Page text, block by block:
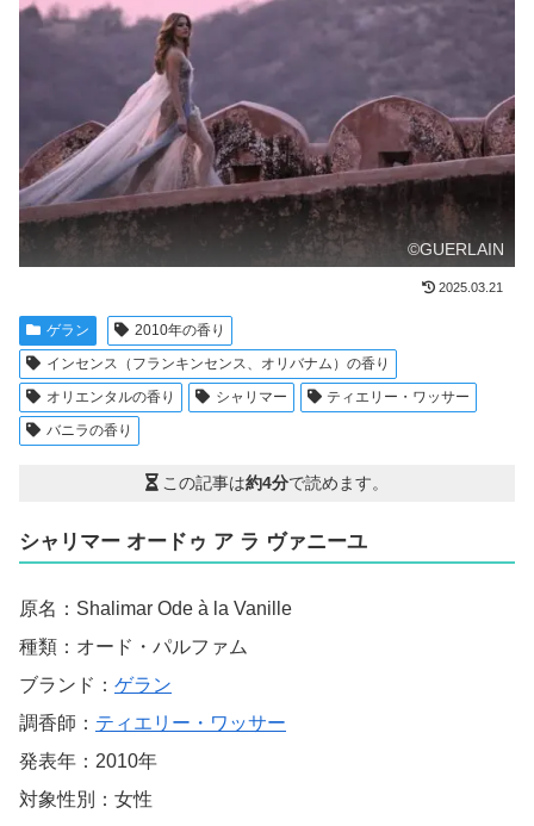
©GUERLAIN
2025.03.21
ゲラン
2010年の香り
インセンス（フランキンセンス、オリバナム）の香り
オリエンタルの香り
シャリマー
ティエリー・ワッサー
バニラの香り
この記事は約4分で読めます。
シャリマー オードゥ ア ラ ヴァニーユ
原名：Shalimar Ode à la Vanille
種類：オード・パルファム
ブランド： ゲラン
調香師： ティエリー・ワッサー
発表年：2010年
対象性別：女性